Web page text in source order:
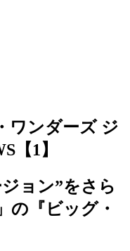
ワンダーズ ジ
【1】
ョン”をさら
の『ビッグ・